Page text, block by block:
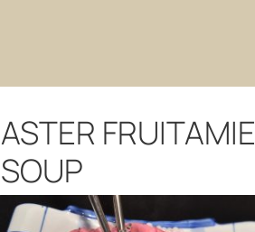
ASTER FRUITAMIE
SOUP